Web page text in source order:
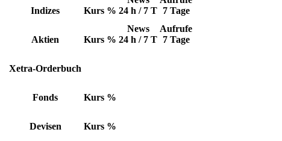
Indizes Kurs % 24 h / 7 T 7 Tage
Aktien Kurs %
News
24 h / 7 T
Aufrufe
7 Tage
Xetra-Orderbuch
Fonds Kurs %
Devisen Kurs %